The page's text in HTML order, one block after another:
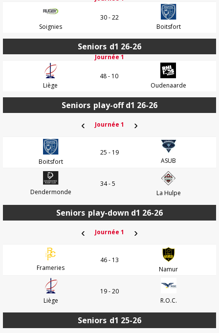
Soignies
30 - 22
Boitsfort
Seniors d1 26-26
Journée 1
Liège
48 - 10
Oudenaarde
Seniors play-off d1 26-26
‹ Journée 1 ›
Boitsfort
25 - 19
ASUB
Dendermonde
34 - 5
La Hulpe
Seniors play-down d1 26-26
‹ Journée 1 ›
Frameries
46 - 13
Namur
Liège
19 - 20
R.O.C.
Seniors d1 25-26